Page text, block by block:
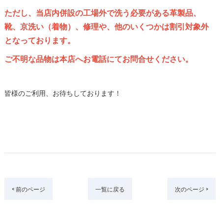
ただし、当店内併設の工場外で洗う必要がある革製品、
靴、京洗い（着物）、修理や、他のいくつかは割引対象外
となっております。
ご不明な品物は本店へお電話にてお問合せください。
皆様のご利用、お待ちしております！
< 前のページ 一覧に戻る 次のページ >